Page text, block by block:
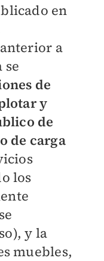
en
a
se
de
y
de
de carga
los
y la
muebles,